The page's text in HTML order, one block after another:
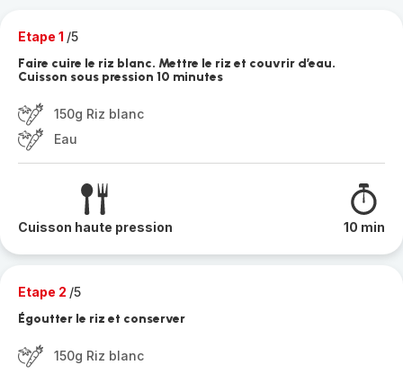
Etape 1 /5
Faire cuire le riz blanc. Mettre le riz et couvrir d’eau.
Cuisson sous pression 10 minutes
150g Riz blanc
Eau
Cuisson haute pression 10 min
Etape 2 /5
Égoutter le riz et conserver
150g Riz blanc